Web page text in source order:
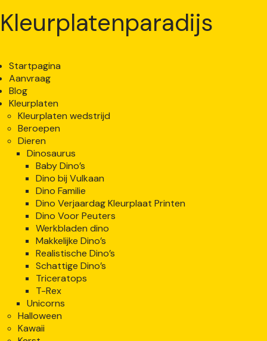
Kleurplatenparadijs
Startpagina
Aanvraag
Blog
Kleurplaten
Kleurplaten wedstrijd
Beroepen
Dieren
Dinosaurus
Baby Dino’s
Dino bij Vulkaan
Dino Familie
Dino Verjaardag Kleurplaat Printen
Dino Voor Peuters
Werkbladen dino
Makkelijke Dino’s
Realistische Dino’s
Schattige Dino’s
Triceratops
T-Rex
Unicorns
Halloween
Kawaii